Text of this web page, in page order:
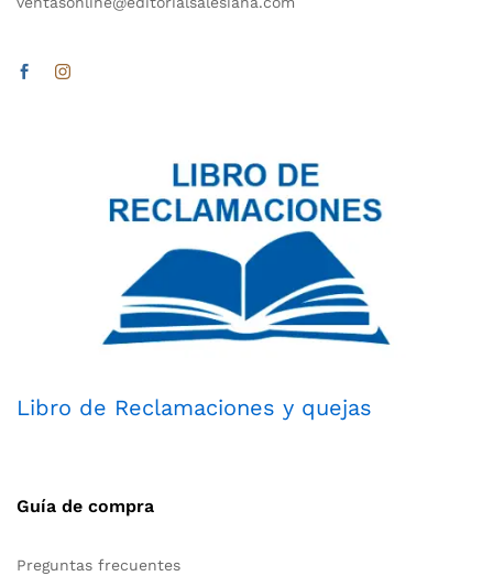
Libro de Reclamaciones y quejas
Guía de compra
Preguntas frecuentes